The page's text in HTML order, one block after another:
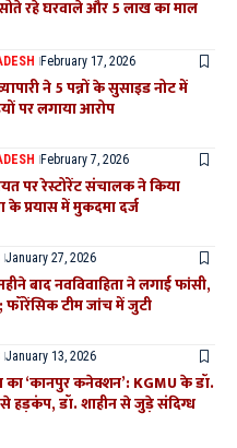
रहे घरवाले और 5 लाख का माल
February 17, 2026
ने 5 पन्नों के सुसाइड नोट में
पर लगाया आरोप
February 7, 2026
पर रेस्टोरेंट संचालक ने किया
के प्रयास में मुकदमा दर्ज
January 27, 2026
बाद नवविवाहिता ने लगाई फांसी,
फॉरेंसिक टीम जांच में जुटी
January 13, 2026
‘कानपुर कनेक्शन’: KGMU के डॉ.
से हड़कंप, डॉ. शाहीन से जुड़े संदिग्ध